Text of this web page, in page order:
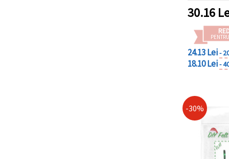
săpun și
DIY/
30.16
24.13 Lei-
18.10 Lei-
-30%